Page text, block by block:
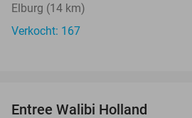
Elburg (14 km)
Verkocht: 167
Entree Walibi Holland